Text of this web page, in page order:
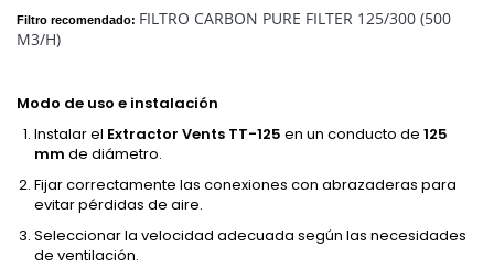
Filtro recomendado: FILTRO CARBON PURE FILTER 125/300 (500
M3/H)
Modo de uso e instalación
Instalar el Extractor Vents TT-125 en un conducto de 125
mm de diámetro.
Fijar correctamente las conexiones con abrazaderas para
evitar pérdidas de aire.
Seleccionar la velocidad adecuada según las necesidades
de ventilación.